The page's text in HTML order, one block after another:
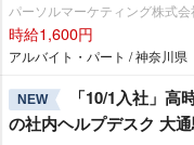
パーソルマーケティング株式会
時給1,600円
アルバイト・パート / 神奈川県
NEW
「10/1入社」
の社内ヘルプデスク 大